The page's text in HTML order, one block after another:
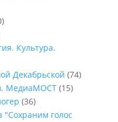
Культура.
Декабрьской (74)
МедиаМОСТ(15)
(36)
"Сохраним голос